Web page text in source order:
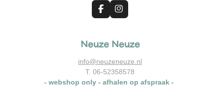
F
a
b
o
k
I
n
a
r
a
m
Neuze Neuze
info@neuzeneuze.nl
T. 06-52358578
- webshop only - afhalen op afspraak -